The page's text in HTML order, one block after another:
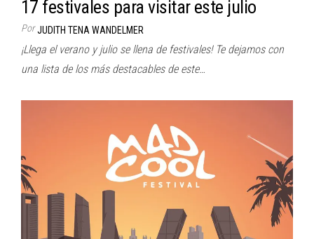
17 festivales para visitar este julio
Por JUDITH TENA WANDELMER
¡Llega el verano y julio se llena de festivales! Te dejamos con
una lista de los más destacables de este…